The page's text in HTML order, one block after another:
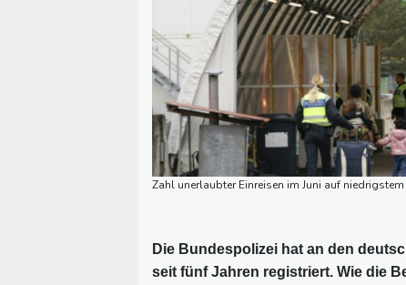
Zahl unerlaubter Einreisen im Juni auf
Die Bundespolizei hat an den
seit fünf Jahren registriert. Wie die